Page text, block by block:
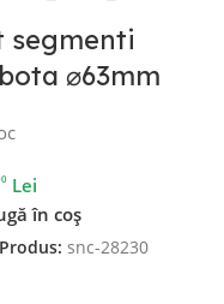
segmenti
⌀63mm
Lei
în coș
snc-28230